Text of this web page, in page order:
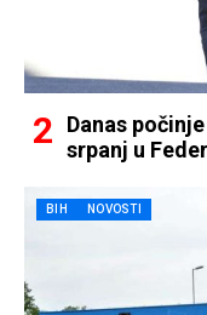
Danas
srpanj u
BIH NOVOSTI